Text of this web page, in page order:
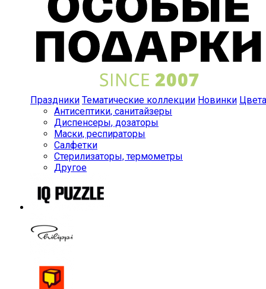
Праздники Тематические коллекции Новинки Цвета
Антисептики, санитайзеры
Диспенсеры, дозаторы
Маски, респираторы
Салфетки
Стерилизаторы, термометры
Другое